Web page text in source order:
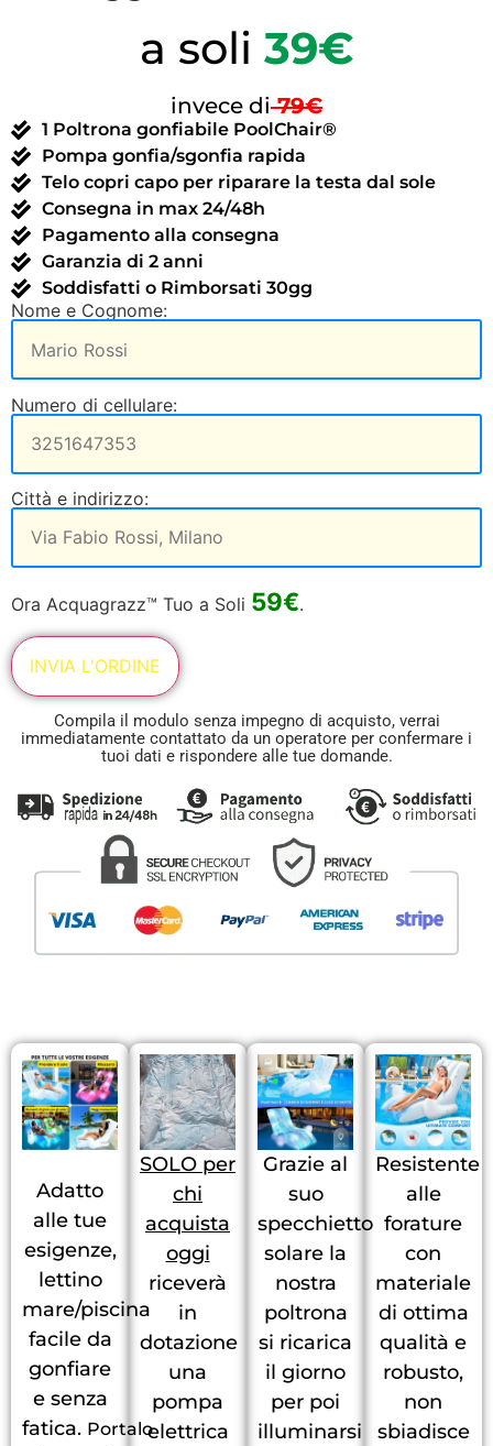
a soli 39€
invece di79€
1 Poltrona gonfiabile PoolChair®
Pompa gonfia/sgonfia rapida
Telo copri capo per riparare la testa dal sole
Consegna in max 24/48h
Pagamento alla consegna
Garanzia di 2 anni
Soddisfatti o Rimborsati 30gg
Nome e Cognome:
Numero di cellulare:
Città e indirizzo:
Ora Acquagrazz™ Tuo a Soli 59€.
Compila il modulo senza impegno di acquisto, verrai
immediatamente contattato da un operatore per confermare i
tuoi dati e rispondere alle tue domande.
Adatto
alle tue
esigenze,
lettino
mare/piscina
facile da
gonfiare
e senza
fatica. Portalo
SOLO per
chi
acquista
oggi
riceverà
in
dotazione
una
pompa
elettrica
Grazie al
suo
specchietto
solare la
nostra
poltrona
si ricarica
il giorno
per poi
illuminarsi
Resistente
alle
forature
con
materiale
di ottima
qualità e
robusto,
non
sbiadisce